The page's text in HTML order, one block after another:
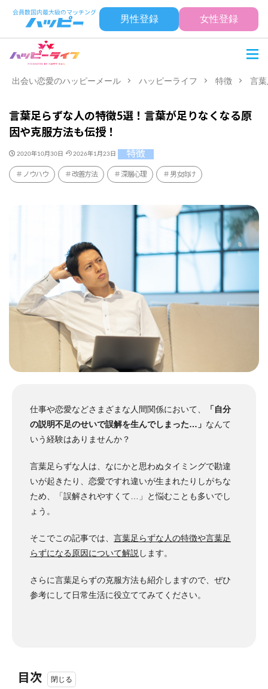
男性登録 女性登録
出会い恋愛のハッピーメール ハッピーライフ 特徴 言
言葉足らずな人の特徴5選！言葉が足りなくなる原
因や克服方法も伝授！
2020年10月30日 2026年1月23日 特徴
ノウハウ 改善方法 深層心理 男女向け
仕事や恋愛などさまざまな人間関係において、
「自分
の説明不足のせいで誤解を生んでしまった…」 なんて
いう経験はありませんか？
言葉足らずな人は、なにかと思わぬタイミングで勘違
いが起きたり、恋愛ですれ違いが生まれたりしがちな
ため、「誤解されやすくて…」と悩むことも多いでし
ょう。
そこでこの記事では、 言葉足らずな人の特徴や言葉足
らずになる原因について解説 します。
さらに言葉足らずの克服方法も紹介しますので、ぜひ
参考にして日常生活に役立ててみてください。
目次